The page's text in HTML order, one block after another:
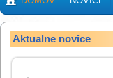
Aktualne novice